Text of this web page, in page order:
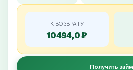
К ВОЗВРАТУ
10494,0 ₽
Получить займ